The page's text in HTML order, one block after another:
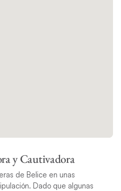
y Cautivadora
de Belice en unas
Dado que algunas